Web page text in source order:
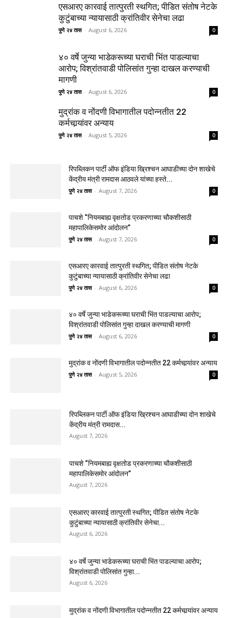
एसआरए कारवाई तात्पुरती स्थगित; पीडित संतोष नेटके
कुटुंबाच्या न्यायासाठी क्रांतिवीर सेनेचा लढा
पुणे २४ तास - August 6, 2026 0
४० वर्षे जुन्या भाडेकरूच्या घराची भिंत पाडल्याचा
आरोप; विश्रांतवाडी पोलिसांत गुन्हा दाखल करण्याची
मागणी
पुणे २४ तास - August 6, 2026 0
मुद्रांक व नोंदणी विभागातील पदोन्नतीत 22
कर्मचार्‍यांवर अन्याय
पुणे २४ तास - August 5, 2026 0
रिपब्लिकन पार्टी ऑफ इंडिया ख्रिश्चन आघाडीच्या दोन शाखेचे
केंद्रीय मंत्री रामदास आठवले यांच्या हस्ते...
पुणे २४ तास - August 7, 2026 0
पाचशे “नियमबाह्य वृक्षतोड प्रकरणाच्या चौकशीसाठी
महापालिकेसमोर आंदोलन”
पुणे २४ तास - August 7, 2026 0
एसआरए कारवाई तात्पुरती स्थगित; पीडित संतोष नेटके
कुटुंबाच्या न्यायासाठी क्रांतिवीर सेनेचा लढा
पुणे २४ तास - August 6, 2026 0
४० वर्षे जुन्या भाडेकरूच्या घराची भिंत पाडल्याचा आरोप;
विश्रांतवाडी पोलिसांत गुन्हा दाखल करण्याची मागणी
पुणे २४ तास - August 6, 2026 0
मुद्रांक व नोंदणी विभागातील पदोन्नतीत 22 कर्मचार्‍यांवर अन्याय
पुणे २४ तास - August 5, 2026 0
रिपब्लिकन पार्टी ऑफ इंडिया ख्रिश्चन आघाडीच्या दोन शाखेचे
केंद्रीय मंत्री रामदास...
August 7, 2026
पाचशे “नियमबाह्य वृक्षतोड प्रकरणाच्या चौकशीसाठी
महापालिकेसमोर आंदोलन”
August 7, 2026
एसआरए कारवाई तात्पुरती स्थगित; पीडित संतोष नेटके
कुटुंबाच्या न्यायासाठी क्रांतिवीर सेनेचा...
August 6, 2026
४० वर्षे जुन्या भाडेकरूच्या घराची भिंत पाडल्याचा आरोप;
विश्रांतवाडी पोलिसांत गुन्हा...
August 6, 2026
मुद्रांक व नोंदणी विभागातील पदोन्नतीत 22 कर्मचार्‍यांवर अन्याय